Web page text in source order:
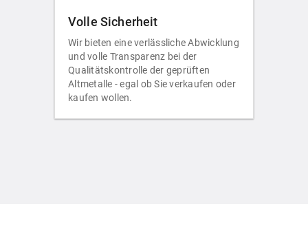
Volle Sicherheit
Wir bieten eine verlässliche Abwicklung
und volle Transparenz bei der
Qualitätskontrolle der geprüften
Altmetalle - egal ob Sie verkaufen oder
kaufen wollen.